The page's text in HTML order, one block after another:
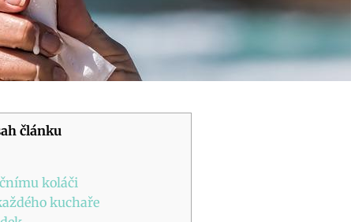
článku
koláči
kuchaře